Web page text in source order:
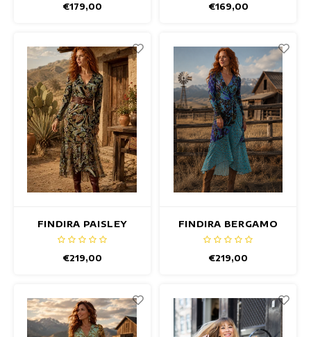
€179,00
€169,00
FINDIRA PAISLEY
JURK
€219,00
FINDIRA BERGAMO
JURK
€219,00